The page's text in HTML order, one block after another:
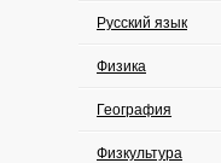
Русский язык
Физика
География
Физкультура